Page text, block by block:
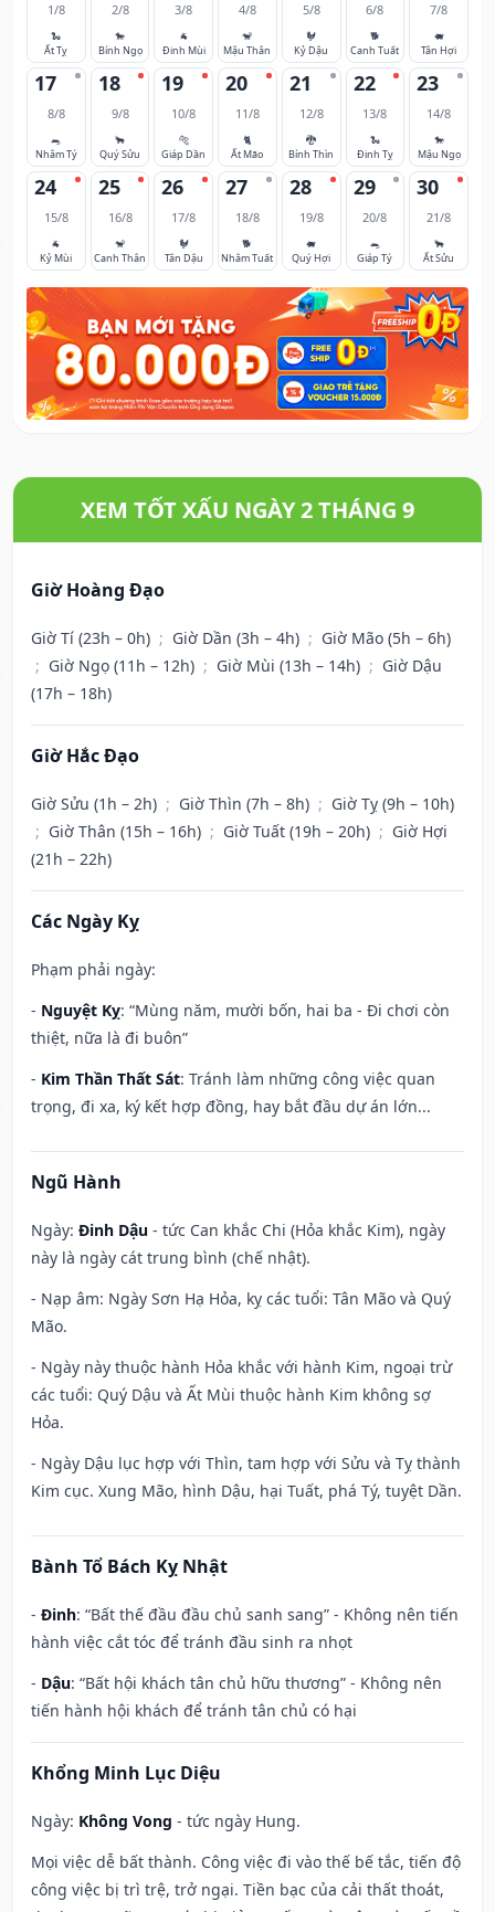
1/8
🐍
Ất Tỵ
2/8
🐎
Bính Ngọ
3/8
🐐
Đinh Mùi
4/8
🐒
Mậu Thân
5/8
🐓
Kỷ Dậu
6/8
🐕
Canh Tuất
7/8
🐖
Tân Hợi
17
8/8
🐀
Nhâm Tý
18
9/8
🐂
Quý Sửu
19
10/8
🐅
Giáp Dần
20
11/8
🐈
Ất Mão
21
12/8
🐉
Bính Thìn
22
13/8
🐍
Đinh Tỵ
23
14/8
🐎
Mậu Ngọ
24
15/8
🐐
Kỷ Mùi
25
16/8
🐒
Canh Thân
26
17/8
🐓
Tân Dậu
27
18/8
🐕
Nhâm Tuất
28
19/8
🐖
Quý Hợi
29
20/8
🐀
Giáp Tý
30
21/8
🐂
Ất Sửu
XEM TỐT XẤU NGÀY 2 THÁNG 9
Giờ Hoàng Đạo
Giờ Tí (23h – 0h) ; Giờ Dần (3h – 4h) ; Giờ Mão (5h – 6h)
; Giờ Ngọ (11h – 12h) ; Giờ Mùi (13h – 14h) ; Giờ Dậu
(17h – 18h)
Giờ Hắc Đạo
Giờ Sửu (1h – 2h) ; Giờ Thìn (7h – 8h) ; Giờ Tỵ (9h – 10h)
; Giờ Thân (15h – 16h) ; Giờ Tuất (19h – 20h) ; Giờ Hợi
(21h – 22h)
Các Ngày Kỵ
Phạm phải ngày:
- Nguyệt Kỵ: “Mùng năm, mười bốn, hai ba - Đi chơi còn
thiệt, nữa là đi buôn”
- Kim Thần Thất Sát: Tránh làm những công việc quan
trọng, đi xa, ký kết hợp đồng, hay bắt đầu dự án lớn...
Ngũ Hành
Ngày: Đinh Dậu - tức Can khắc Chi (Hỏa khắc Kim), ngày
này là ngày cát trung bình (chế nhật).
- Nạp âm: Ngày Sơn Hạ Hỏa, kỵ các tuổi: Tân Mão và Quý
Mão.
- Ngày này thuộc hành Hỏa khắc với hành Kim, ngoại trừ
các tuổi: Quý Dậu và Ất Mùi thuộc hành Kim không sợ
Hỏa.
- Ngày Dậu lục hợp với Thìn, tam hợp với Sửu và Tỵ thành
Kim cục. Xung Mão, hình Dậu, hại Tuất, phá Tý, tuyệt Dần.
Bành Tổ Bách Kỵ Nhật
- Đinh: “Bất thế đầu đầu chủ sanh sang” - Không nên tiến
hành việc cắt tóc để tránh đầu sinh ra nhọt
- Dậu: “Bất hội khách tân chủ hữu thương” - Không nên
tiến hành hội khách để tránh tân chủ có hại
Khổng Minh Lục Diệu
Ngày: Không Vong - tức ngày Hung.
Mọi việc dễ bất thành. Công việc đi vào thế bế tắc, tiến độ
công việc bị trì trệ, trở ngại. Tiền bạc của cải thất thoát,